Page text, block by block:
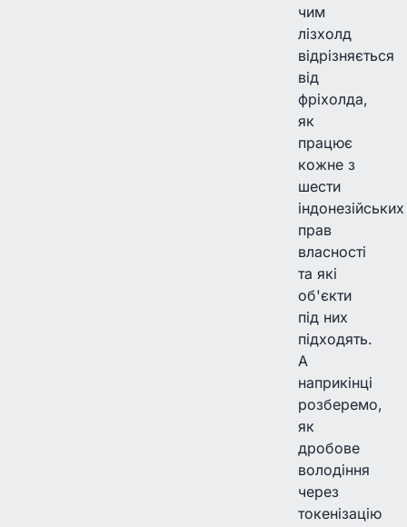
чим
лізхолд
відрізняється
від
фріхолда,
як
працює
кожне з
шести
індонезійських
прав
власності
та які
об'єкти
під них
підходять.
А
наприкінці
розберемо,
як
дробове
володіння
через
токенізацію